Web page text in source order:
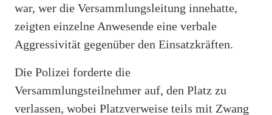
war, wer die Versammlungsleitung innehatte,
zeigten einzelne Anwesende eine verbale
Aggressivität gegenüber den Einsatzkräften.
Die Polizei forderte die
Versammlungsteilnehmer auf, den Platz zu
verlassen, wobei Platzverweise teils mit Zwang